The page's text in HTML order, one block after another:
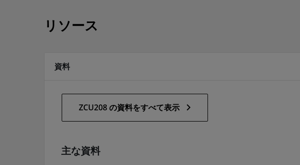
リソース
資料
ZCU208 の資料をすべて表示
主な資料